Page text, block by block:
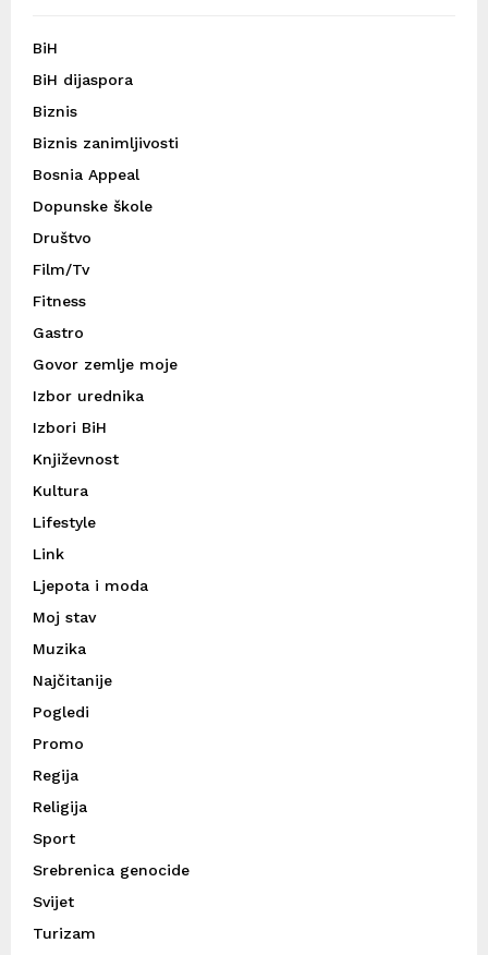
BiH
BiH dijaspora
Biznis
Biznis zanimljivosti
Bosnia Appeal
Dopunske škole
Društvo
Film/Tv
Fitness
Gastro
Govor zemlje moje
Izbor urednika
Izbori BiH
Književnost
Kultura
Lifestyle
Link
Ljepota i moda
Moj stav
Muzika
Najčitanije
Pogledi
Promo
Regija
Religija
Sport
Srebrenica genocide
Svijet
Turizam